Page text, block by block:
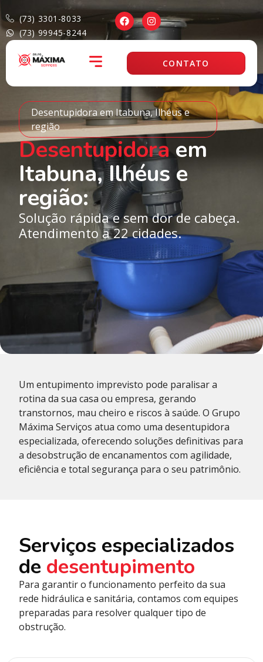
(73) 3301-8033
(73) 99945-8244
CONTATO
Desentupidora em Itabuna, Ilhéus e
região
Desentupidora em
Itabuna, Ilhéus e
região:
Solução rápida e sem dor de cabeça.
Atendimento a 22 cidades.
Um entupimento imprevisto pode paralisar a
rotina da sua casa ou empresa, gerando
transtornos, mau cheiro e riscos à saúde. O Grupo
Máxima Serviços atua como uma desentupidora
especializada, oferecendo soluções definitivas para
a desobstrução de encanamentos com agilidade,
eficiência e total segurança para o seu patrimônio.
Serviços especializados
de desentupimento
Para garantir o funcionamento perfeito da sua
rede hidráulica e sanitária, contamos com equipes
preparadas para resolver qualquer tipo de
obstrução.